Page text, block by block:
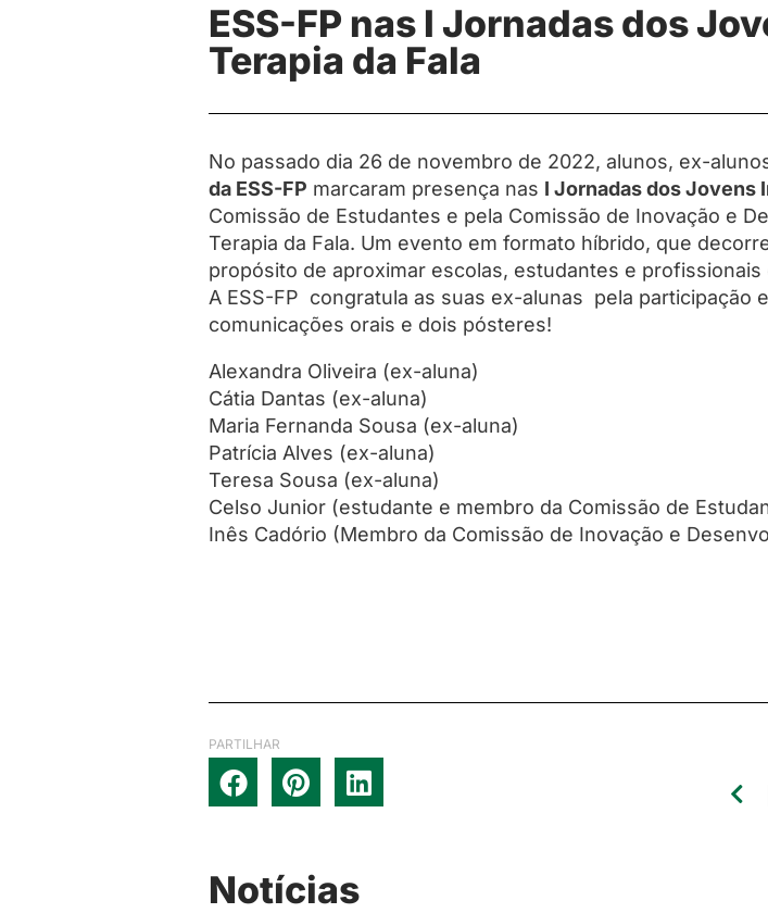
ESS-FP nas I Jornadas dos
Terapia da Fala
No passado dia 26 de novembro de 2022, alunos, ex-
da ESS-FP marcaram presença nas I Jornadas dos Jovens
Comissão de Estudantes e pela Comissão de Inovação e
Terapia da Fala. Um evento em formato híbrido, que
propósito de aproximar escolas, estudantes e
A ESS-FP congratula as suas ex-alunas pela participação
comunicações orais e dois pósteres!
Alexandra Oliveira (ex-aluna)
Cátia Dantas (ex-aluna)
Maria Fernanda Sousa (ex-aluna)
Patrícia Alves (ex-aluna)
Teresa Sousa (ex-aluna)
Celso Junior (estudante e membro da Comissão de
Inês Cadório (Membro da Comissão de Inovação e
PARTILHAR
Notícias